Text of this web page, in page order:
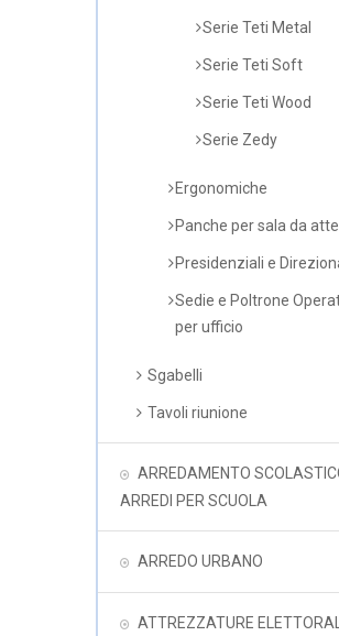
Serie Teti Metal
Serie Teti Soft
Serie Teti Wood
Serie Zedy
Ergonomiche
Panche per sala da
Presidenziali e
Sedie e Poltrone
per ufficio
Sgabelli
Tavoli riunione
ARREDAMENTO
ARREDI PER SCUOLA
ARREDO URBANO
ATTREZZATURE ELETTORALI